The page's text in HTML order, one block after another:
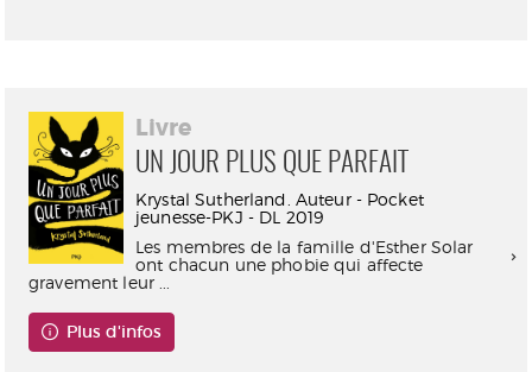
Livre
UN JOUR PLUS QUE PARFAIT
Krystal Sutherland. Auteur - Pocket
jeunesse-PKJ - DL 2019
Les membres de la famille d'Esther Solar
ont chacun une phobie qui affecte
gravement leur ...
Plus d'infos